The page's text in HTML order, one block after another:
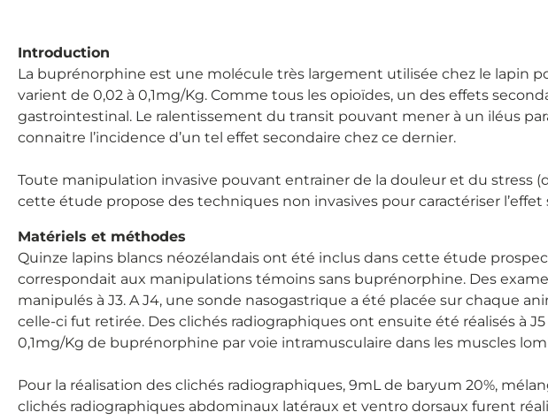
Introduction
La buprénorphine est une molécule très largement utilisée chez le lapin
varient de 0,02 à 0,1mg/Kg. Comme tous les opioïdes, un des effets
gastrointestinal. Le ralentissement du transit pouvant mener à un iléus
connaitre l’incidence d’un tel effet secondaire chez ce dernier.
Toute manipulation invasive pouvant entrainer de la douleur et du
cette étude propose des techniques non invasives pour caractériser
Matériels et méthodes
Quinze lapins blancs néozélandais ont été inclus dans cette étude
correspondait aux manipulations témoins sans buprénorphine. Des
manipulés à J3. A J4, une sonde nasogastrique a été placée sur chaque
celle-ci fut retirée. Des clichés radiographiques ont ensuite été réalisés à
0,1mg/Kg de buprénorphine par voie intramusculaire dans les muscles
Pour la réalisation des clichés radiographiques, 9mL de baryum 20%,
clichés radiographiques abdominaux latéraux et ventro dorsaux furent